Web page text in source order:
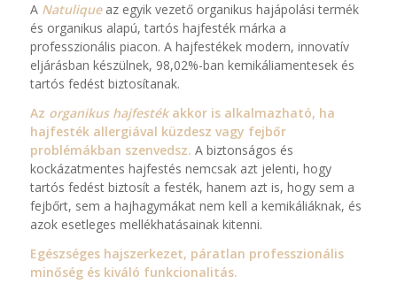
A Natulique az egyik vezető organikus hajápolási termék
és organikus alapú, tartós hajfesték márka a
professzionális piacon. A hajfestékek modern, innovatív
eljárásban készülnek, 98,02%-ban kemikáliamentesek és
tartós fedést biztosítanak.
Az organikus hajfestékakkor is alkalmazható, ha
hajfesték allergiával küzdesz vagy fejbőr
problémákban szenvedsz. A biztonságos és
kockázatmentes hajfestés nemcsak azt jelenti, hogy
tartós fedést biztosít a festék, hanem azt is, hogy sem a
fejbőrt, sem a hajhagymákat nem kell a kemikáliáknak, és
azok esetleges mellékhatásainak kitenni.
Egészséges hajszerkezet, páratlan professzionális
minőség és kiváló funkcionalitás.